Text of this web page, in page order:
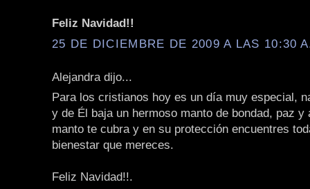
Feliz Navidad!!
25 DE DICIEMBRE DE 2009 A LAS 10:30
Alejandra dijo...
Para los cristianos hoy es un día muy especial,
y de Él baja un hermoso manto de bondad, paz y
manto te cubra y en su protección encuentres
bienestar que mereces.
Feliz Navidad!!.